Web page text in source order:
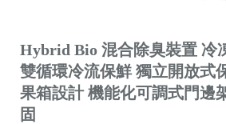
Hybrid Bio 混合除臭裝置 冷
雙循環冷流保鮮 獨立開放式
果箱設計 機能化可調式門邊
固